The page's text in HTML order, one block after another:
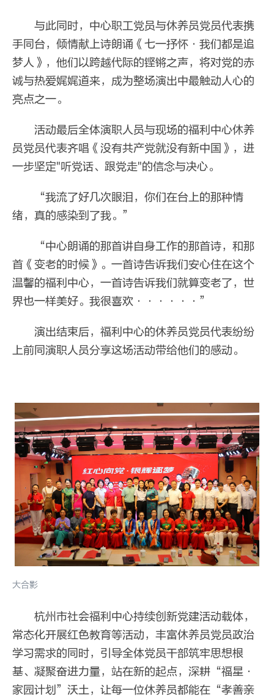
与此同时，中心职工党员与休养员党员代表携
手同台，倾情献上诗朗诵《七一抒怀·我们都是追
梦人》，他们以跨越代际的铿锵之声，将对党的赤
诚与热爱娓娓道来，成为整场演出中最触动人心的
亮点之一。
活动最后全体演职人员与现场的福利中心休养
员党员代表齐唱《没有共产党就没有新中国》，进
一步坚定"听党话、跟党走"的信念与决心。
“我流了好几次眼泪，你们在台上的那种情
绪，真的感染到了我。”
“中心朗诵的那首讲自身工作的那首诗，和那
首《变老的时候》。一首诗告诉我们安心住在这个
温馨的福利中心，一首诗告诉我们就算变老了，世
界也一样美好。我很喜欢······”
演出结束后，福利中心的休养员党员代表纷纷
上前同演职人员分享这场活动带给他们的感动。
大合影
杭州市社会福利中心持续创新党建活动载体，
常态化开展红色教育等活动，丰富休养员党员政治
学习需求的同时，引导全体党员干部筑牢思想根
基、凝聚奋进力量，站在新的起点，深耕“福星·
家园计划”沃土，让每一位休养员都能在“孝善亲